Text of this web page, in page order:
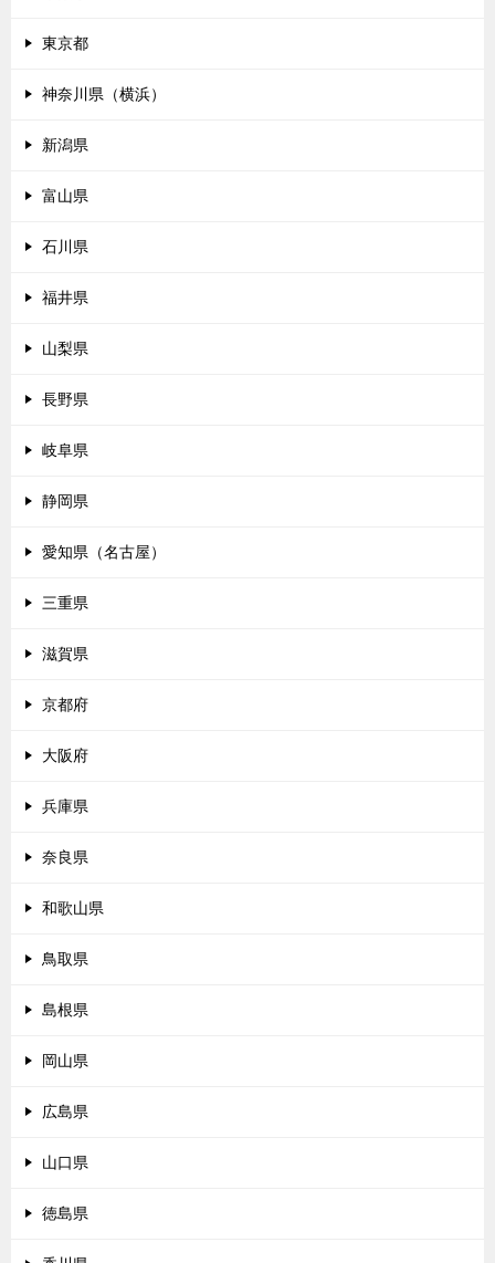
東京都
神奈川県（横浜）
新潟県
富山県
石川県
福井県
山梨県
長野県
岐阜県
静岡県
愛知県（名古屋）
三重県
滋賀県
京都府
大阪府
兵庫県
奈良県
和歌山県
鳥取県
島根県
岡山県
広島県
山口県
徳島県